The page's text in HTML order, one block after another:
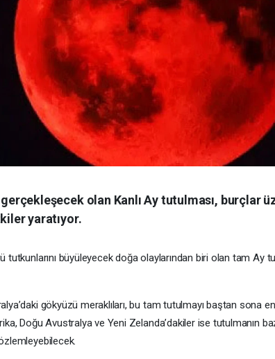
olan Kanlı Ay tutulması, burçlar
yaratıyor.
tutkunlarını büyüleyecek doğa olaylarından biri olan tam Ay
gökyüzü meraklıları, bu tam tutulmayı baştan sona
Doğu Avustralya ve Yeni Zelanda’dakiler ise tutulmanın